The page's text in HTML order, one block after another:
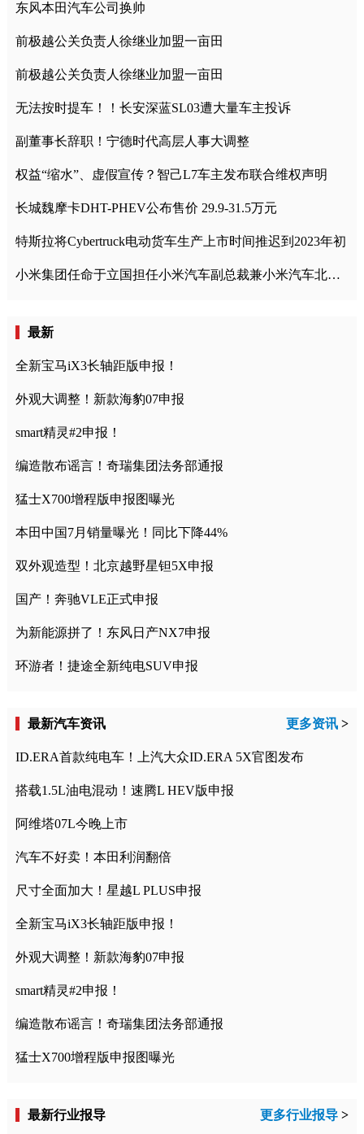
东风本田汽车公司换帅
前极越公关负责人徐继业加盟一亩田
前极越公关负责人徐继业加盟一亩田
无法按时提车！！长安深蓝SL03遭大量车主投诉
副董事长辞职！宁德时代高层人事大调整
权益“缩水”、虚假宣传？智己L7车主发布联合维权声明
长城魏摩卡DHT-PHEV公布售价 29.9-31.5万元
特斯拉将Cybertruck电动货车生产上市时间推迟到2023年初
小米集团任命于立国担任小米汽车副总裁兼小米汽车北京总部政委
最新
全新宝马iX3长轴距版申报！
外观大调整！新款海豹07申报
smart精灵#2申报！
编造散布谣言！奇瑞集团法务部通报
猛士X700增程版申报图曝光
本田中国7月销量曝光！同比下降44%
双外观造型！北京越野星钽5X申报
国产！奔驰VLE正式申报
为新能源拼了！东风日产NX7申报
环游者！捷途全新纯电SUV申报
最新汽车资讯 更多资讯 >
ID.ERA首款纯电车！上汽大众ID.ERA 5X官图发布
搭载1.5L油电混动！速腾L HEV版申报
阿维塔07L今晚上市
汽车不好卖！本田利润翻倍
尺寸全面加大！星越L PLUS申报
全新宝马iX3长轴距版申报！
外观大调整！新款海豹07申报
smart精灵#2申报！
编造散布谣言！奇瑞集团法务部通报
猛士X700增程版申报图曝光
最新行业报导 更多行业报导 >